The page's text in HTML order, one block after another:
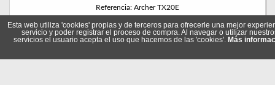
Referencia: Archer TX20E
Esta web utiliza 'cookies' propias y de terceros para ofrecerle una mejor
servicio y poder registrar el proceso de compra. Al navegar o utilizar
servicios el usuario acepta el uso que hacemos de las 'cookies'. Más